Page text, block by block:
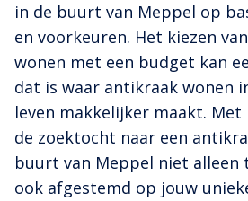
in de buurt van Meppel op
en voorkeuren. Het kiezen
wonen met een budget kan
dat is waar antikraak wonen
leven makkelijker maakt.
de zoektocht naar een
buurt van Meppel niet alleen
ook afgestemd op jouw